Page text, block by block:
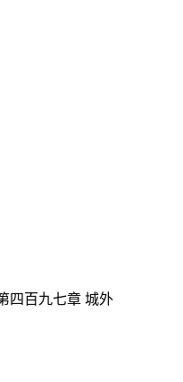
四百九七章 城外